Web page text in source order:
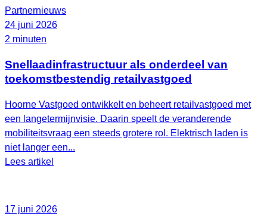
Partnernieuws
24 juni 2026
2 minuten
Snellaadinfrastructuur als onderdeel van
toekomstbestendig retailvastgoed
Hoorne Vastgoed ontwikkelt en beheert retailvastgoed met
een langetermijnvisie. Daarin speelt de veranderende
mobiliteitsvraag een steeds grotere rol. Elektrisch laden is
niet langer een...
Lees artikel
17 juni 2026